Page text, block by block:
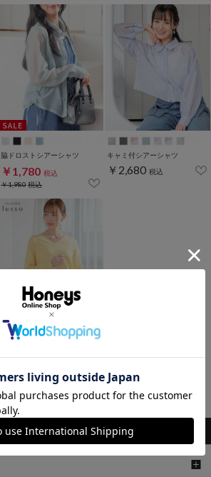
脇ドロストシアーシャツ
￥1,780 税込
￥1,980税込
キャミ付シアーシャツ
￥2,680 税込
￥2,980
税込
1～11件 (全11件)